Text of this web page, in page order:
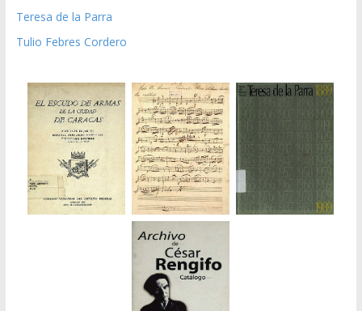
Teresa de la Parra
Tulio Febres Cordero